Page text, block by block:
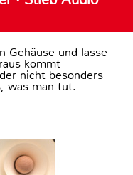
Gehäuse und lasse
kommt
nicht besonders
was man tut.